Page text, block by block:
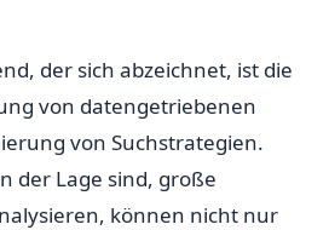
der sich abzeichnet, ist die
von datengetriebenen
von Suchstrategien.
der Lage sind, große
können nicht nur